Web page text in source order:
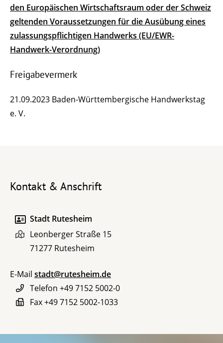
den Europäischen Wirtschaftsraum oder der Schweiz
geltenden Voraussetzungen für die Ausübung eines
zulassungspflichtigen Handwerks (EU/EWR-
Handwerk-Verordnung)
Freigabevermerk
21.09.2023 Baden-Württembergische Handwerkstag
e. V.
Kontakt & Anschrift
Stadt Rutesheim
Leonberger Straße 15
71277 Rutesheim
E-Mail stadt@rutesheim.de
Telefon +49 7152 5002-0
Fax+49 7152 5002-1033